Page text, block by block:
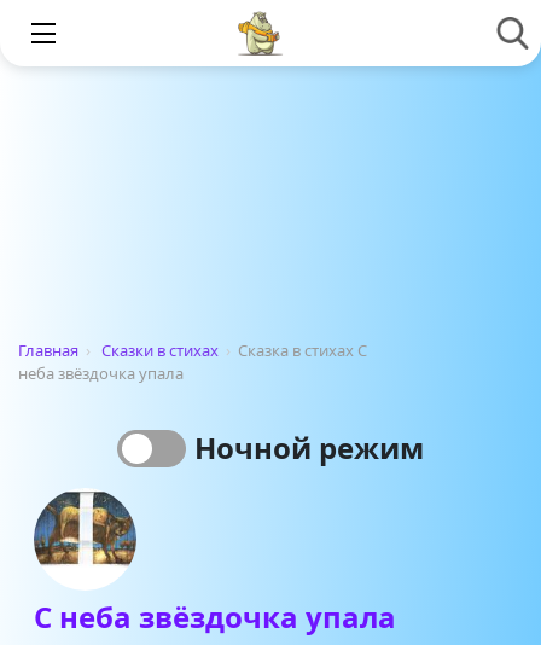
Главная › Сказки в стихах › Сказка в стихах С
неба звёздочка упала
Ночной режим
С неба звёздочка упала